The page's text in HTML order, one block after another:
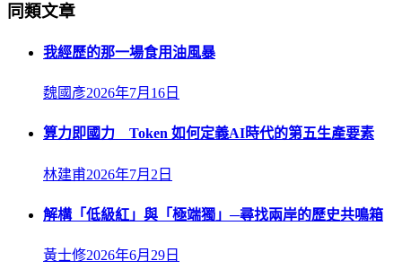
同類文章
我經歷的那一場食用油風暴
魏國彥2026年7月16日
算力即國力 Token 如何定義AI時代的第五生產要素
林建甫2026年7月2日
解構「低級紅」與「極端獨」─尋找兩岸的歷史共鳴箱
黃士修2026年6月29日